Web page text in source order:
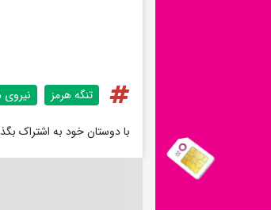
تنگه هرمز نیروی
با دوستان خود به اشتراک